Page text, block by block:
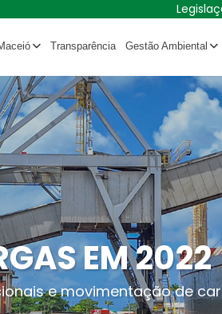
Transparência Gestão Ambiental
EM 2022
e movimentação de